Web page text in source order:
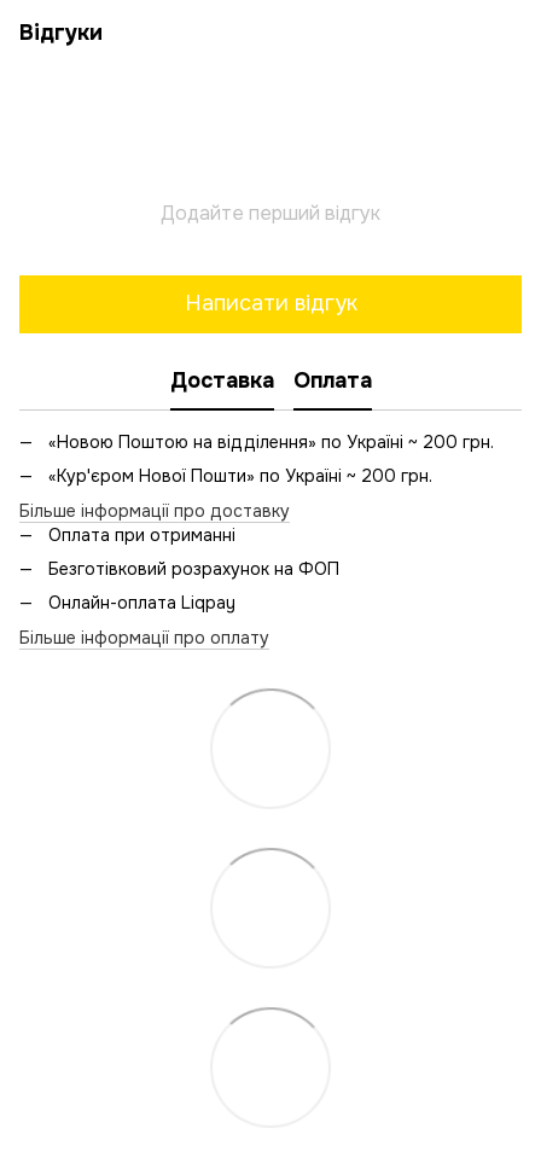
Відгуки
Додайте перший відгук
Написати відгук
Доставка Оплата
«Новою Поштою на відділення» по Україні ~ 200 грн.
«Кур'єром Нової Пошти» по Україні ~ 200 грн.
Більше інформації про доставку
Оплата при отриманні
Безготівковий розрахунок на ФОП
Онлайн-оплата Liqpay
Більше інформації про оплату